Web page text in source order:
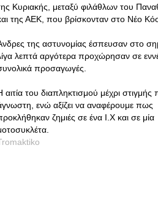
Κυριακής, μεταξύ φιλάθλων του
της ΑΕΚ, που βρίσκονταν στο Νέο
της αστυνομίας έσπευσαν στο
λεπτά αργότερα προχώρησαν σε
προσαγωγές.
αιτία του διαπληκτισμού μέχρι στιγμής
ενώ αξίζει να αναφέρουμε πως
ζημιές σε ένα Ι.Χ και σε μία